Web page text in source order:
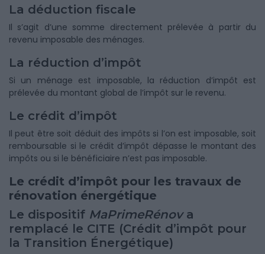
La déduction fiscale
Il s’agit d’une somme directement prélevée à partir du
revenu imposable des ménages.
La réduction d’impôt
Si un ménage est imposable, la réduction d’impôt est
prélevée du montant global de l’impôt sur le revenu.
Le crédit d’impôt
Il peut être soit déduit des impôts si l’on est imposable, soit
remboursable si le crédit d’impôt dépasse le montant des
impôts ou si le bénéficiaire n’est pas imposable.
Le crédit d’impôt pour les travaux de
rénovation énergétique
Le dispositif MaPrimeRénova
remplacé le CITE (Crédit d’impôt pour
la Transition Énergétique)